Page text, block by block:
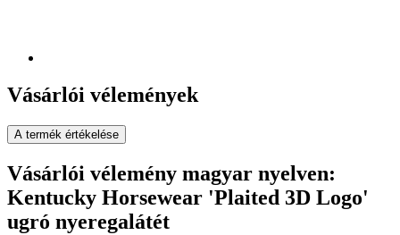
Vásárlói vélemények
A termék értékelése
Vásárlói vélemény magyar nyelven:
Kentucky Horsewear 'Plaited 3D Logo'
ugró nyeregalátét